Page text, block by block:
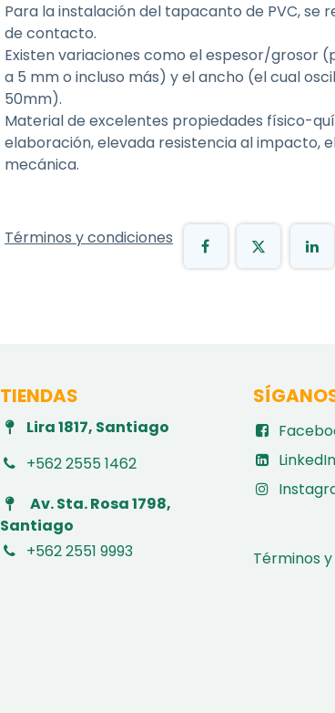
Para la instalación del tapacanto de PVC, se
de contacto.
Existen variaciones como el espesor/grosor
a 5 mm o incluso más) y el ancho (el cual
50mm).
Material de excelentes propiedades físico-
elaboración, elevada resistencia al impacto,
mecánica.
Términos y condiciones
TIENDAS
Lira 1817, Santiago
+562 2555 1462
Av. Sta. Rosa 1798,
Santiago
+562 2551 9993
LinkedIn
Términos